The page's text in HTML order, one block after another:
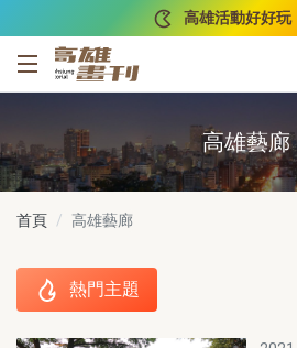
高雄活動好好玩
高雄畫刊
高雄藝廊
首頁 高雄藝廊
熱門主題